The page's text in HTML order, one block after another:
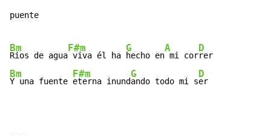
puente
Bm
Rios de agua
F#m
viva él ha
G
hecho en
A
mi cor
D
Bm
Y una fuente
F#m
eterna inund
G
ando todo mi s
D
er